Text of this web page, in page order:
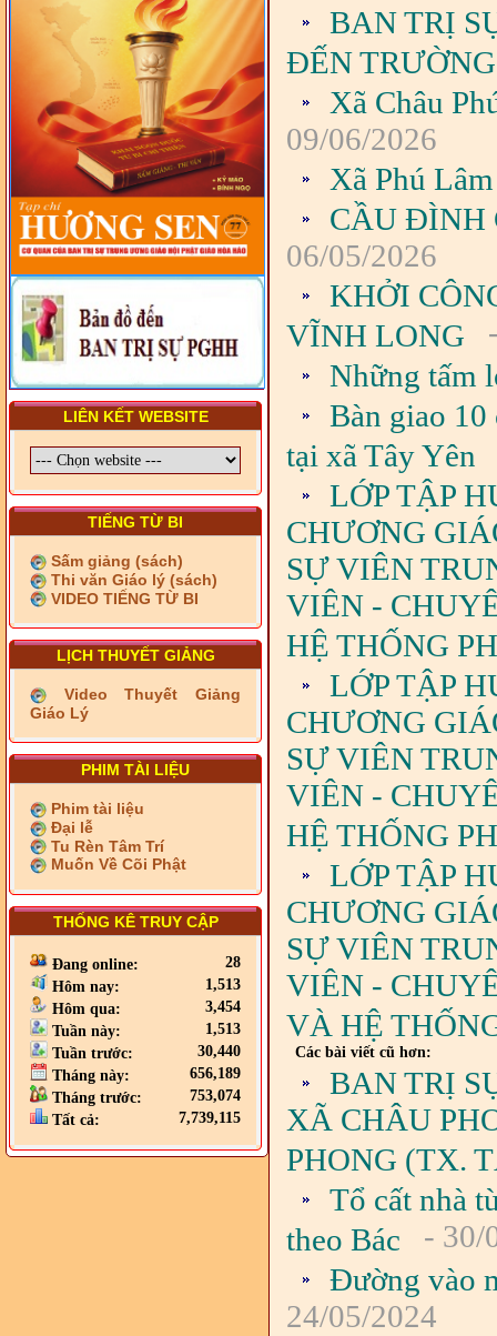
VIÊN - CHUYÊN ĐỀ: NHỮNG
VẤN ĐỀ CHUNG VỀ PHÁP
LUẬT VÀ HỆ THỐNG PHÁP
LUẬT VIỆT NAM
- LỚP TẬP HUẤN LỊCH SỬ,
PHÁP LUẬT VIỆT NAM VÀ
HIẾN CHƯƠNG GIÁO HỘI
PGHH NHIỆM KỲ VI (2024-
2029) CHO TRỊ SỰ VIÊN
TRUNG ƯƠNG, BAN ĐẠI
DIỆN TỈNH VÀ GIÁO LÝ
VIÊN - CHUYÊN ĐỀ: SỰ RA
ĐỜI, BẢN CHẤT, CHỨC
NĂNG VÀ HÌNH THỨC CỦA
NƯỚC CHXHCN VIỆT NAM
LIÊN KẾT WEBSITE
TIẾNG TỪ BI
Sấm giảng (sách)
Thi văn Giáo lý (sách)
VIDEO TIẾNG TỪ BI
LỊCH THUYẾT GIẢNG
Video Thuyết Giảng
Giáo Lý
PHIM TÀI LIỆU
Phim tài liệu
Đại lễ
Tu Rèn Tâm Trí
Muốn Về Cõi Phật
THỐNG KÊ TRUY CẬP
Đang online:
28
Hôm nay:
1,513
Hôm qua:
3,454
Tuần này:
1,513
Tuần trước:
30,440
Tháng này:
656,189
Tháng trước:
753,074
Tất cả:
7,739,115
BAN TRỊ
ĐẾN TRƯỜNG
Xã Châu
09/06/2026
Xã Phú
CẦU ĐÌNH
06/05/2026
KHỞI
VĨNH LONG
Những tấm
Bàn giao 10
tại xã Tây Yên
LỚP TẬP
CHƯƠNG
SỰ VIÊN
VIÊN -
HỆ THỐNG
LỚP TẬP
CHƯƠNG
SỰ VIÊN
VIÊN -
HỆ THỐNG
LỚP TẬP
CHƯƠNG
SỰ VIÊN
VIÊN -
VÀ HỆ
Các bài viết cũ hơn:
BAN TRỊ
XÃ CHÂU
PHONG (TX.
Tổ cất nhà
theo Bác
- 30/
Đường vào
24/05/2024